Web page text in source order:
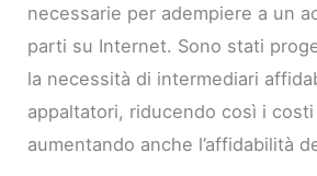
necessarie per adempiere a un
parti su Internet. Sono stati
la necessità di intermediari
appaltatori, riducendo così i
aumentando anche l’affidabilità